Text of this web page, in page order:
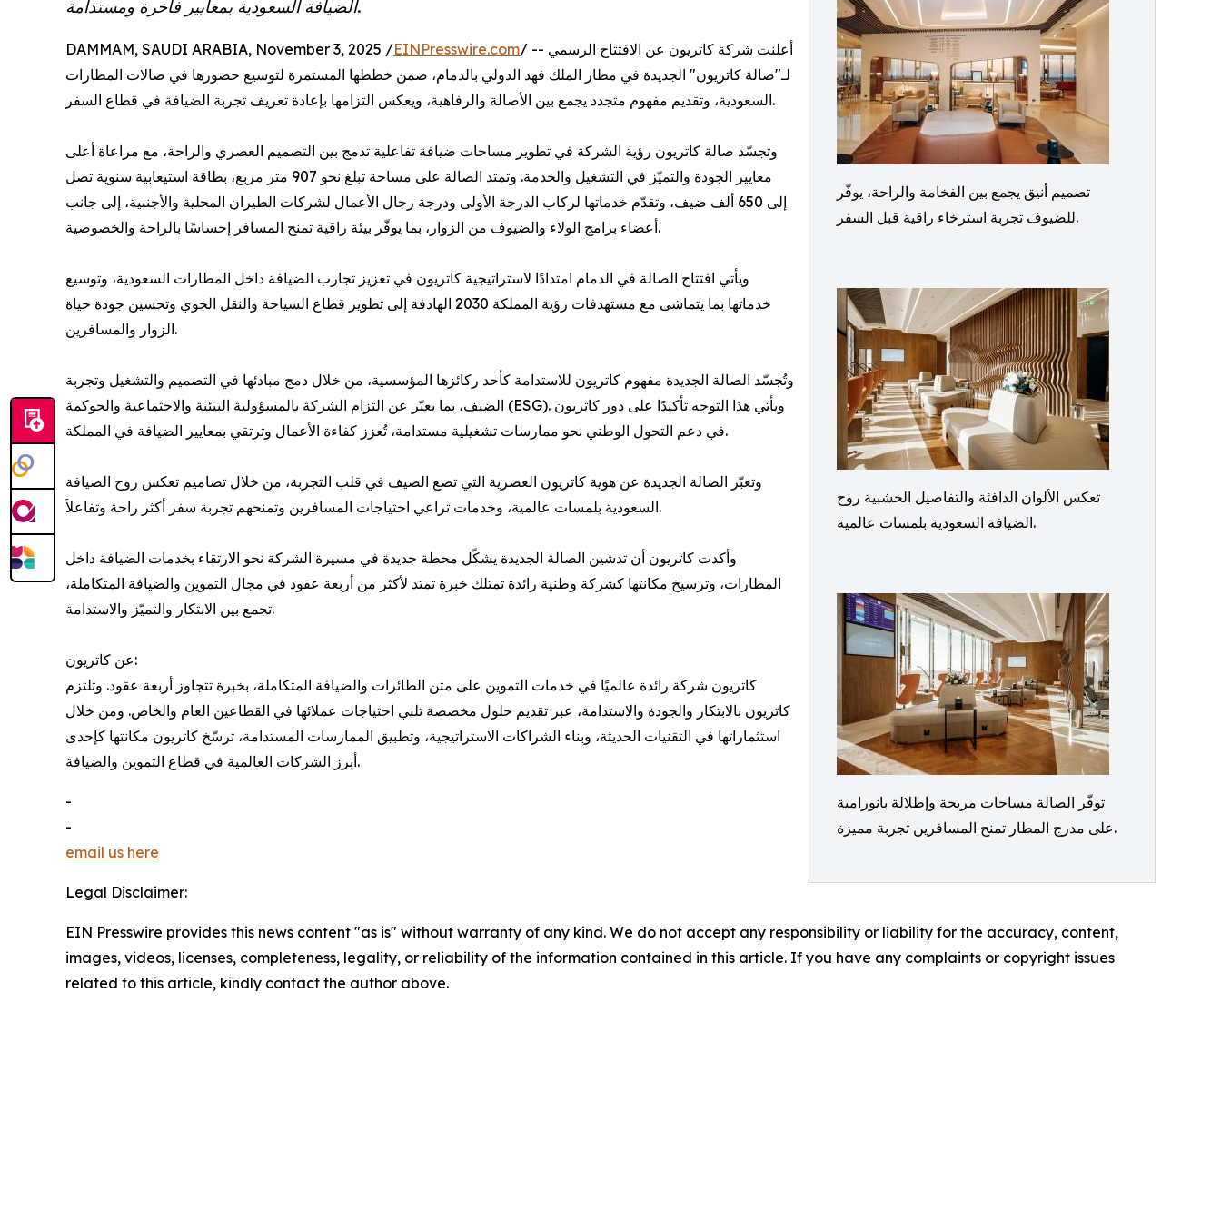
تصميم أنيق يجمع بين الفخامة والراحة، يوفّر
للضيوف تجربة استرخاء راقية قبل السفر.
تعكس الألوان الدافئة والتفاصيل الخشبية روح
الضيافة السعودية بلمسات عالمية.
توفّر الصالة مساحات مريحة وإطلالة بانورامية
على مدرج المطار تمنح المسافرين تجربة مميزة.
الضيافة السعودية بمعايير فاخرة ومستدامة.
DAMMAM, SAUDI ARABIA, November 3, 2025 /EINPresswire.com/ -- أعلنت شركة كاتريون عن الافتتاح الرسمي
لـ"صالة كاتريون" الجديدة في مطار الملك فهد الدولي بالدمام، ضمن خططها المستمرة لتوسيع حضورها في صالات المطارات
السعودية، وتقديم مفهوم متجدد يجمع بين الأصالة والرفاهية، ويعكس التزامها بإعادة تعريف تجربة الضيافة في قطاع السفر.
وتجسّد صالة كاتريون رؤية الشركة في تطوير مساحات ضيافة تفاعلية تدمج بين التصميم العصري والراحة، مع مراعاة أعلى
معايير الجودة والتميّز في التشغيل والخدمة. وتمتد الصالة على مساحة تبلغ نحو 907 متر مربع، بطاقة استيعابية سنوية تصل
إلى 650 ألف ضيف، وتقدّم خدماتها لركاب الدرجة الأولى ودرجة رجال الأعمال لشركات الطيران المحلية والأجنبية، إلى جانب
أعضاء برامج الولاء والضيوف من الزوار، بما يوفّر بيئة راقية تمنح المسافر إحساسًا بالراحة والخصوصية.
ويأتي افتتاح الصالة في الدمام امتدادًا لاستراتيجية كاتريون في تعزيز تجارب الضيافة داخل المطارات السعودية، وتوسيع
خدماتها بما يتماشى مع مستهدفات رؤية المملكة 2030 الهادفة إلى تطوير قطاع السياحة والنقل الجوي وتحسين جودة حياة
الزوار والمسافرين.
وتُجسّد الصالة الجديدة مفهوم كاتريون للاستدامة كأحد ركائزها المؤسسية، من خلال دمج مبادئها في التصميم والتشغيل وتجربة
الضيف، بما يعبّر عن التزام الشركة بالمسؤولية البيئية والاجتماعية والحوكمة (ESG). ويأتي هذا التوجه تأكيدًا على دور كاتريون
في دعم التحول الوطني نحو ممارسات تشغيلية مستدامة، تُعزز كفاءة الأعمال وترتقي بمعايير الضيافة في المملكة.
وتعبّر الصالة الجديدة عن هوية كاتريون العصرية التي تضع الضيف في قلب التجربة، من خلال تصاميم تعكس روح الضيافة
السعودية بلمسات عالمية، وخدمات تراعي احتياجات المسافرين وتمنحهم تجربة سفر أكثر راحة وتفاعلاً.
وأكدت كاتريون أن تدشين الصالة الجديدة يشكّل محطة جديدة في مسيرة الشركة نحو الارتقاء بخدمات الضيافة داخل
المطارات، وترسيخ مكانتها كشركة وطنية رائدة تمتلك خبرة تمتد لأكثر من أربعة عقود في مجال التموين والضيافة المتكاملة،
تجمع بين الابتكار والتميّز والاستدامة.
عن كاتريون:
كاتريون شركة رائدة عالميًا في خدمات التموين على متن الطائرات والضيافة المتكاملة، بخبرة تتجاوز أربعة عقود. وتلتزم
كاتريون بالابتكار والجودة والاستدامة، عبر تقديم حلول مخصصة تلبي احتياجات عملائها في القطاعين العام والخاص. ومن خلال
استثماراتها في التقنيات الحديثة، وبناء الشراكات الاستراتيجية، وتطبيق الممارسات المستدامة، ترسّخ كاتريون مكانتها كإحدى
أبرز الشركات العالمية في قطاع التموين والضيافة.
-
-
email us here
Legal Disclaimer:
EIN Presswire provides this news content "as is" without warranty of any kind. We do not accept any responsibility or liability for the accuracy, content,
images, videos, licenses, completeness, legality, or reliability of the information contained in this article. If you have any complaints or copyright issues
related to this article, kindly contact the author above.